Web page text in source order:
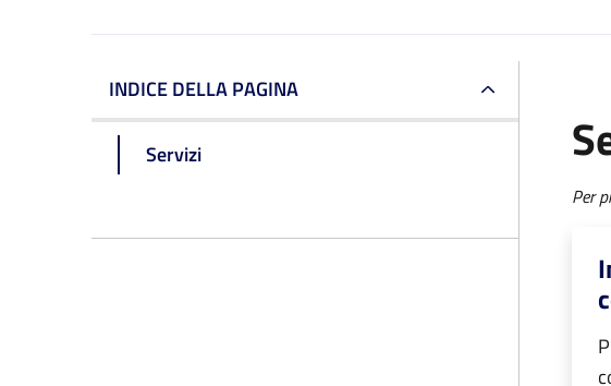
INDICE DELLA PAGINA
Servizi
Per